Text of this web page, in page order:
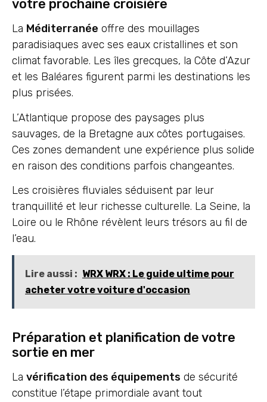
votre prochaine croisière
La Méditerranée offre des mouillages
paradisiaques avec ses eaux cristallines et son
climat favorable. Les îles grecques, la Côte d’Azur
et les Baléares figurent parmi les destinations les
plus prisées.
L’Atlantique propose des paysages plus
sauvages, de la Bretagne aux côtes portugaises.
Ces zones demandent une expérience plus solide
en raison des conditions parfois changeantes.
Les croisières fluviales séduisent par leur
tranquillité et leur richesse culturelle. La Seine, la
Loire ou le Rhône révèlent leurs trésors au fil de
l’eau.
Lire aussi : WRX WRX : Le guide ultime pour
acheter votre voiture d'occasion
Préparation et planification de votre
sortie en mer
La vérification des équipements de sécurité
constitue l’étape primordiale avant tout